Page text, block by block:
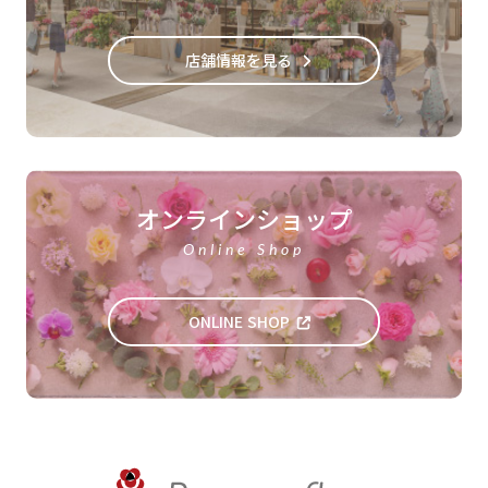
店舗情報を見る
オンラインショップ
Online Shop
ONLINE SHOP